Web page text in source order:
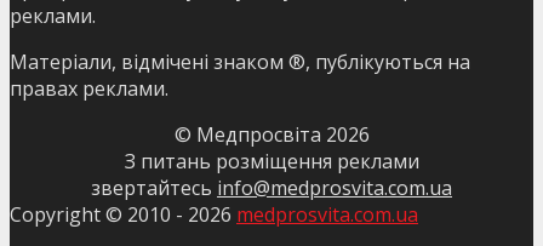
реклами.
Матеріали, відмічені знаком ®, публікуються на
правах реклами.
© Медпросвіта 2026
З питань розміщення реклами
звертайтесь info@medprosvita.com.ua
Copyright © 2010 - 2026 medprosvita.com.ua